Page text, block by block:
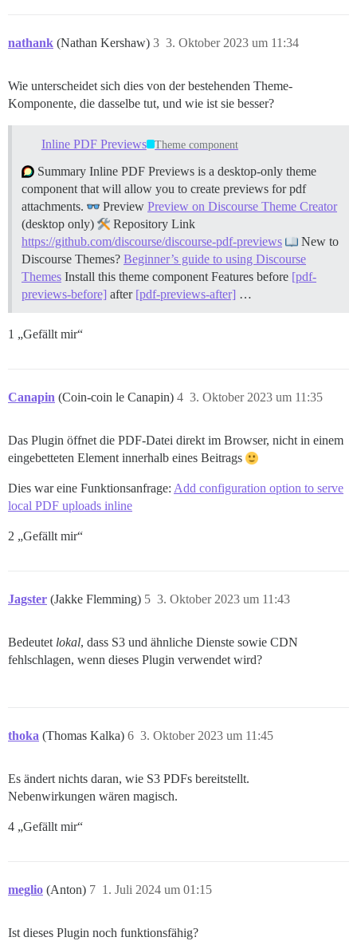
nathank (Nathan Kershaw) 3. Oktober 2023 um 11:34
3
Wie unterscheidet sich dies von der bestehenden Theme-
Komponente, die dasselbe tut, und wie ist sie besser?
Inline PDF Previews Theme component
Summary Inline PDF Previews is a desktop-only theme
component that will allow you to create previews for pdf
attachments.
Preview Preview on Discourse Theme Creator
(desktop only)
Repository Link
https://github.com/discourse/discourse-pdf-previews
New to
Discourse Themes? Beginner’s guide to using Discourse
Themes Install this theme component Features before [pdf-
previews-before] after [pdf-previews-after] …
1 „Gefällt mir“
Canapin (Coin-coin le Canapin) 3. Oktober 2023 um 11:35
4
Das Plugin öffnet die PDF-Datei direkt im Browser, nicht in einem
eingebetteten Element innerhalb eines Beitrags
Dies war eine Funktionsanfrage: Add configuration option to serve
local PDF uploads inline
2 „Gefällt mir“
Jagster (Jakke Flemming) 3. Oktober 2023 um 11:43
5
Bedeutet lokal, dass S3 und ähnliche Dienste sowie CDN
fehlschlagen, wenn dieses Plugin verwendet wird?
thoka (Thomas Kalka) 3. Oktober 2023 um 11:45
6
Es ändert nichts daran, wie S3 PDFs bereitstellt.
Nebenwirkungen wären magisch.
4 „Gefällt mir“
meglio (Anton) 1. Juli 2024 um 01:15
7
Ist dieses Plugin noch funktionsfähig?